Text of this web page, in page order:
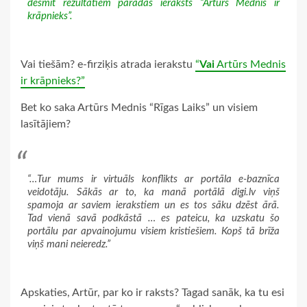
desmit rezultātiem parādās ieraksts “Artūrs Mednis ir
krāpnieks”.
Vai tiešām? e-firziķis atrada ierakstu “VaiArtūrs Mednis
ir krāpnieks?”
Bet ko saka Artūrs Mednis “Rīgas Laiks” un visiem
lasītājiem?
“…Tur mums ir virtuāls konflikts ar portāla e-baznīca
veidotāju. Sākās ar to, ka manā portālā digi.lv viņš
spamoja ar saviem ierakstiem un es tos sāku dzēst ārā.
Tad vienā savā podkāstā … es pateicu, ka uzskatu šo
portālu par apvainojumu visiem kristiešiem. Kopš tā brīža
viņš mani neieredz.”
Apskaties, Artūr, par ko ir raksts? Tagad sanāk, ka tu esi